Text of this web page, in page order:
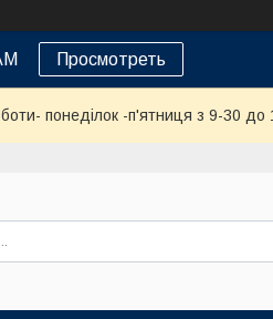
Просмотреть
понеділок -п'ятниця з 9-30 до